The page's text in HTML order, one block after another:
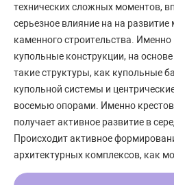
технических сложных моментов,
серьезное влияние на на
каменного строительства.
купольные конструкции, на
такие структуры, как купольные
купольной системы и
восемью опорами. Именно
получает активное развитие в
Происходит активное
архитектурных комплексов, как